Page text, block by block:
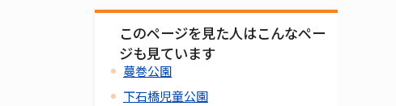
このページを見た人はこんなペー
ジも見ています
蔓巻公園
下石橋児童公園